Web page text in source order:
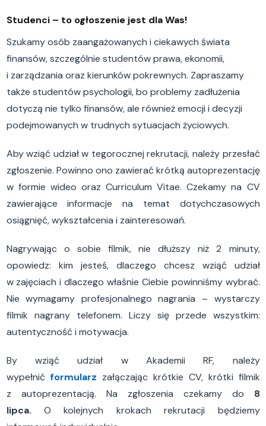
Studenci – to ogłoszenie jest dla Was!
Szukamy osób zaangażowanych i ciekawych świata
finansów, szczególnie studentów prawa, ekonomii,
i zarządzania oraz kierunków pokrewnych. Zapraszamy
także studentów psychologii, bo problemy zadłużenia
dotyczą nie tylko finansów, ale również emocji i decyzji
podejmowanych w trudnych sytuacjach życiowych.
Aby wziąć udział w tegorocznej rekrutacji, należy przesłać
zgłoszenie. Powinno ono zawierać krótką autoprezentację
w formie wideo oraz Curriculum Vitae. Czekamy na CV
zawierające informacje na temat dotychczasowych
osiągnięć, wykształcenia i zainteresowań.
Nagrywając o sobie filmik, nie dłuższy niż 2 minuty,
opowiedz: kim jesteś, dlaczego chcesz wziąć udział
w zajęciach i dlaczego właśnie Ciebie powinniśmy wybrać.
Nie wymagamy profesjonalnego nagrania – wystarczy
filmik nagrany telefonem. Liczy się przede wszystkim:
autentyczność i motywacja.
By wziąć udział w Akademii RF, należy
wypełnićformularz załączając krótkie CV, krótki filmik
z autoprezentacją. Na zgłoszenia czekamy do 8
lipca. O kolejnych krokach rekrutacji będziemy